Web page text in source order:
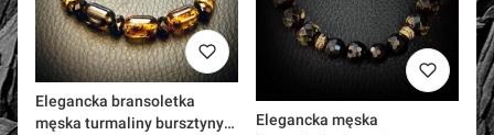
Elegancka bransoletka
męska turmaliny bursztyny
Elegancka męska